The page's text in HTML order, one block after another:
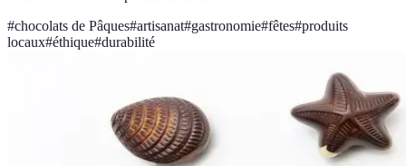
#chocolats de Pâques#artisanat#gastronomie#fêtes#produits
locaux#éthique#durabilité